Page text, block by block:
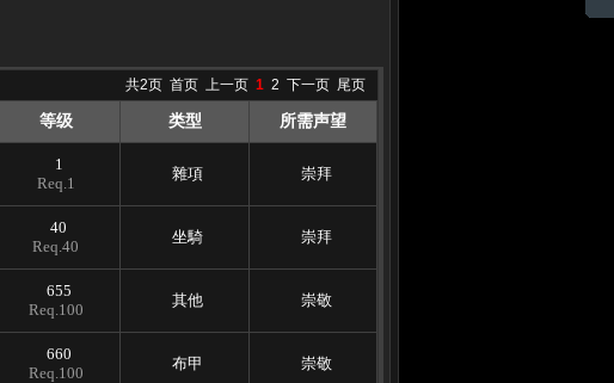
共2页 首页 上一页 1 2 下一页 尾页
等级 类型 所需声望
1
Req.1
雜項 崇拜
40
Req.40
坐騎 崇拜
655
Req.100
其他 崇敬
660
Req.100
布甲 崇敬